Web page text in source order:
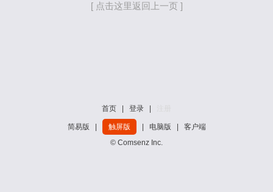
[ 点击这里返回上一页 ]
首页 登录
简易版 触屏版 电脑版
客户端
© Comsenz Inc.